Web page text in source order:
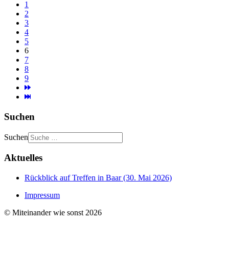
1
2
3
4
5
6
7
8
9
Suchen
Suchen
Aktuelles
Rückblick auf Treffen in Baar (30. Mai 2026)
Impressum
© Miteinander wie sonst 2026